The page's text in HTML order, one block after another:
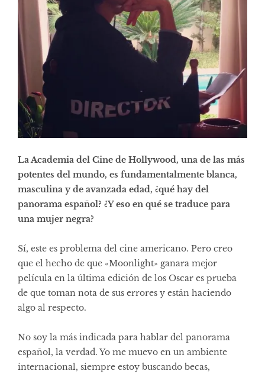
La Academia del Cine de Hollywood, una de las más
potentes del mundo, es fundamentalmente blanca,
masculina y de avanzada edad, ¿qué hay del
panorama español? ¿Y eso en qué se traduce para
una mujer negra?
Sí, este es problema del cine americano. Pero creo
que el hecho de que «Moonlight» ganara mejor
película en la última edición de los Oscar es prueba
de que toman nota de sus errores y están haciendo
algo al respecto.
No soy la más indicada para hablar del panorama
español, la verdad. Yo me muevo en un ambiente
internacional, siempre estoy buscando becas,